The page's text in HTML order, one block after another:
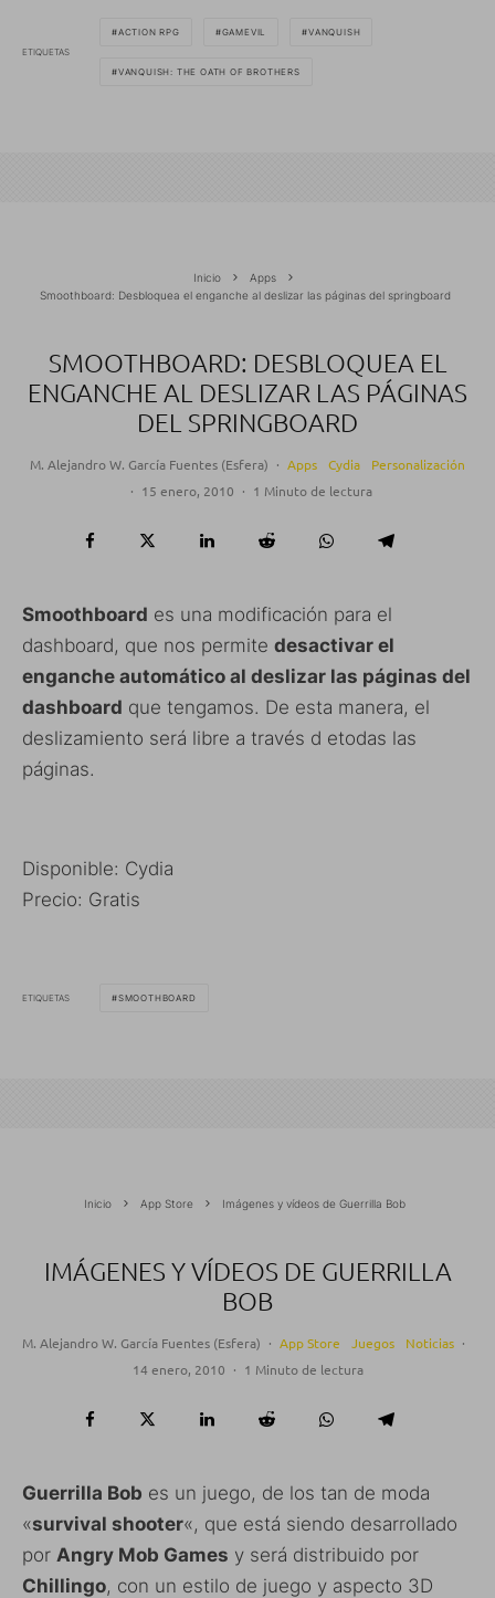
ETIQUETAS
ACTION RPG GAMEVIL VANQUISH
VANQUISH: THE OATH OF BROTHERS
Inicio
Apps
Smoothboard: Desbloquea el enganche al deslizar las páginas del springboard
SMOOTHBOARD: DESBLOQUEA EL
ENGANCHE AL DESLIZAR LAS PÁGINAS
DEL SPRINGBOARD
M. Alejandro W. García Fuentes (Esfera) · Apps Cydia
Personalización
· 15 enero, 2010 · 1 Minuto de lectura
Smoothboard es una modificación para el
dashboard, que nos permite desactivar el
enganche automático al deslizar las páginas del
dashboard que tengamos. De esta manera, el
deslizamiento será libre a través d etodas las
páginas.
Disponible: Cydia
Precio: Gratis
ETIQUETAS SMOOTHBOARD
Inicio App Store Imágenes y vídeos de Guerrilla Bob
IMÁGENES Y VÍDEOS DE GUERRILLA
BOB
M. Alejandro W. García Fuentes (Esfera) · App Store Juegos Noticias ·
14 enero, 2010 · 1 Minuto de lectura
Guerrilla Bob es un juego, de los tan de moda
«survival shooter«, que está siendo desarrollado
por Angry Mob Games y será distribuido por
Chillingo, con un estilo de juego y aspecto 3D